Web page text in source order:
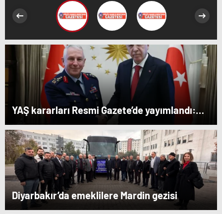
YAŞ kararları Resmi Gazete’de yayımlandı:
Yeni Hava Kuvvetleri Komutanı Orgeneral
Rafet Dalkıran
Diyarbakır’da emeklilere Mardin gezisi